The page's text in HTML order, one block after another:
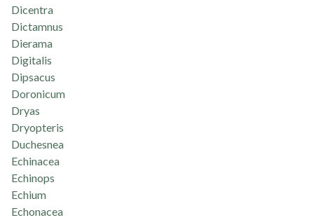
Dicentra
Dictamnus
Dierama
Digitalis
Dipsacus
Doronicum
Dryas
Dryopteris
Duchesnea
Echinacea
Echinops
Echium
Echonacea